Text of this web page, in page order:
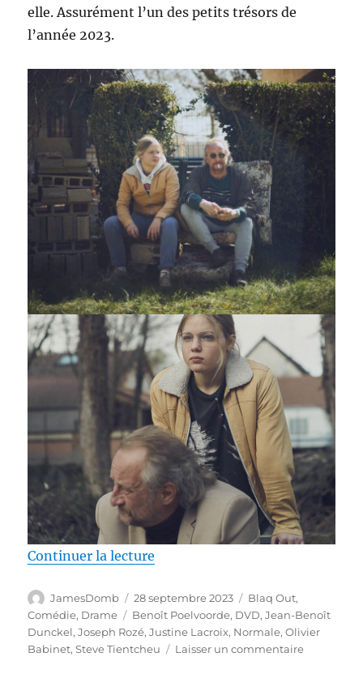
elle. Assurément l’un des petits trésors de
l’année 2023.
Continuer la lecture
Auteur
JamesDomb
Publié
le
28 septembre 2023 Catégories
Blaq Out,
Comédie, Drame Étiquettes
Benoît Poelvoorde, DVD,Jean-Benoît
Dunckel,Joseph Rozé,Justine Lacroix, Normale,Olivier
Babinet,Steve Tientcheu Laisser un commentairesur